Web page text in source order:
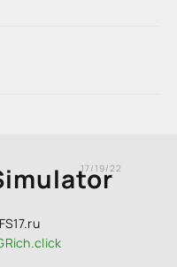
17/19/22